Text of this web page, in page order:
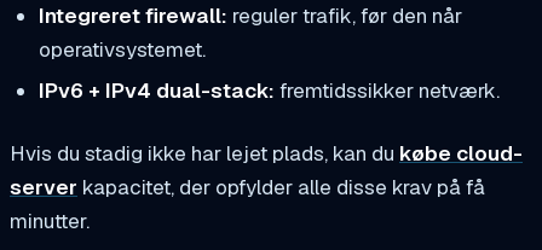
Integreret firewall: reguler trafik, før den når
operativsystemet.
IPv6 + IPv4 dual-stack: fremtidssikker netværk.
Hvis du stadig ikke har lejet plads, kan du købe cloud-
server kapacitet, der opfylder alle disse krav på få
minutter.